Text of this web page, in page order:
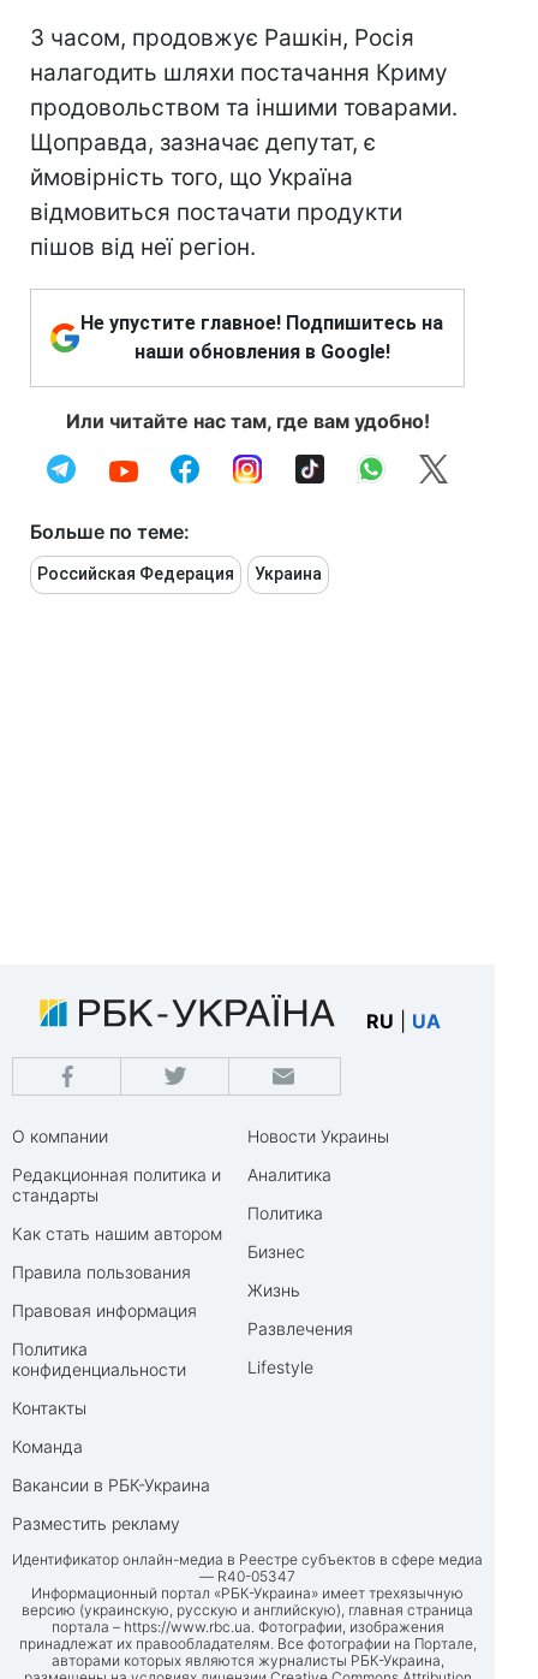
З часом, продовжує Рашкін, Росія
налагодить шляхи постачання Криму
продовольством та іншими товарами.
Щоправда, зазначає депутат, є
ймовірність того, що Україна
відмовиться постачати продукти
пішов від неї регіон.
Не упустите главное! Подпишитесь на
наши обновления в Google!
Или читайте нас там, где вам удобно!
Больше по теме:
Российская Федерация Украина
RU UA
О компании
Редакционная политика и
стандарты
Как стать нашим автором
Правила пользования
Правовая информация
Политика
конфиденциальности
Контакты
Команда
Вакансии в РБК-Украина
Разместить рекламу
Новости Украины
Аналитика
Политика
Бизнес
Жизнь
Развлечения
Lifestyle
Идентификатор онлайн-медиа в Реестре субъектов в сфере медиа
— R40-05347
Информационный портал «РБК-Украина» имеет трехязычную
версию (украинскую, русскую и английскую), главная страница
портала – https://www.rbc.ua. Фотографии, изображения
принадлежат их правообладателям. Все фотографии на Портале,
авторами которых являются журналисты РБК-Украина,